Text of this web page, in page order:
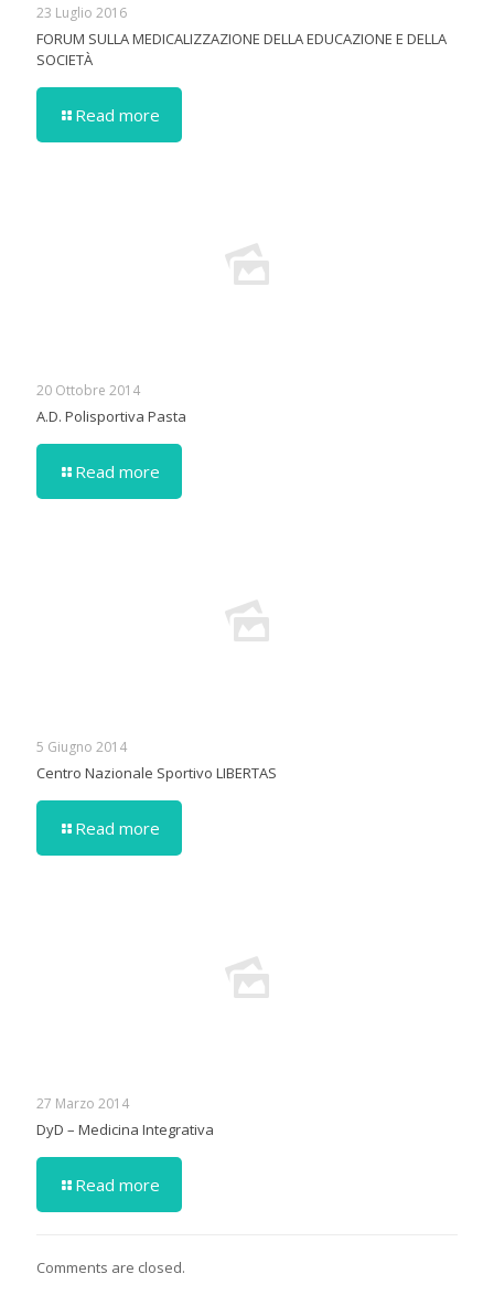
23 Luglio 2016
FORUM SULLA MEDICALIZZAZIONE DELLA EDUCAZIONE E DELLA
SOCIETÀ
Read more
20 Ottobre 2014
A.D. Polisportiva Pasta
Read more
5 Giugno 2014
Centro Nazionale Sportivo LIBERTAS
Read more
27 Marzo 2014
DyD – Medicina Integrativa
Read more
Comments are closed.